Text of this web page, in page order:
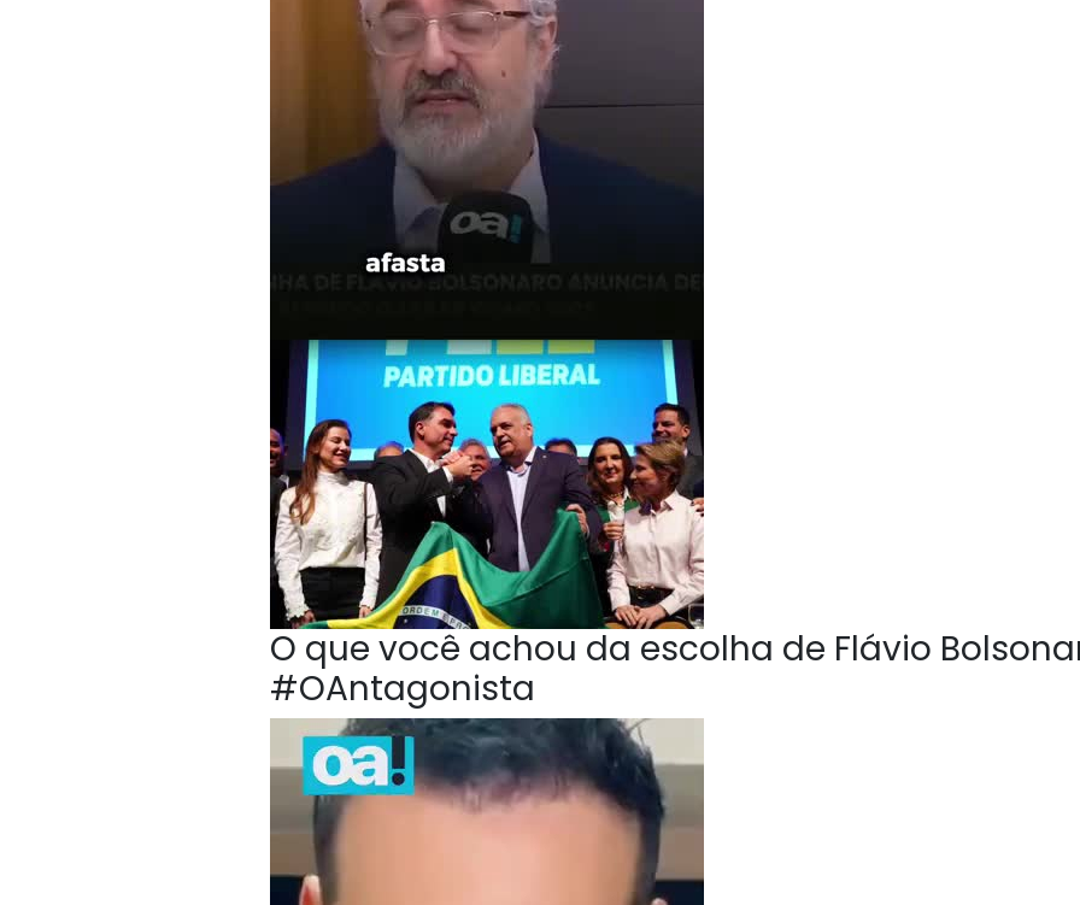
O que você achou da escolha de Flávio
#OAntagonista